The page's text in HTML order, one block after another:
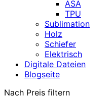
ASA
TPU
Sublimation
Holz
Schiefer
Elektrisch
Digitale Dateien
Blogseite
Nach Preis filtern